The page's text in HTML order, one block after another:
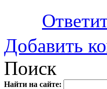
Добавить
Поиск
Найти на сайте: